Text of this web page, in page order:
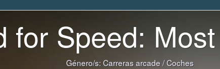
for Speed:
Género/s:Carreras arcade/Coches